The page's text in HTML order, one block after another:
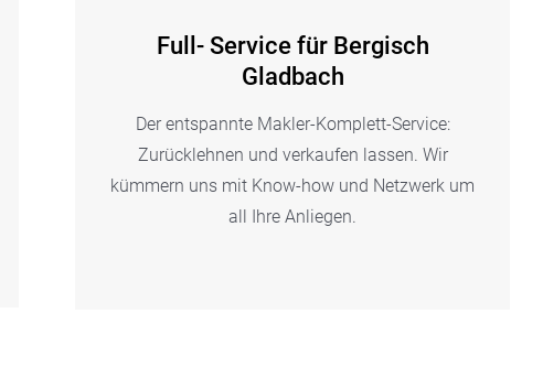
Full- Service für Bergisch
Gladbach
Der entspannte Makler-Komplett-Service:
Zurücklehnen und verkaufen lassen. Wir
kümmern uns mit Know-how und Netzwerk um
all Ihre Anliegen.